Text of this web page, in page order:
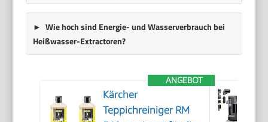
Wie hoch sind Energie- und Wasserverbrauch bei
Heißwasser-Extractoren?
ANGEBOT
Kärcher
Teppichreiniger RM